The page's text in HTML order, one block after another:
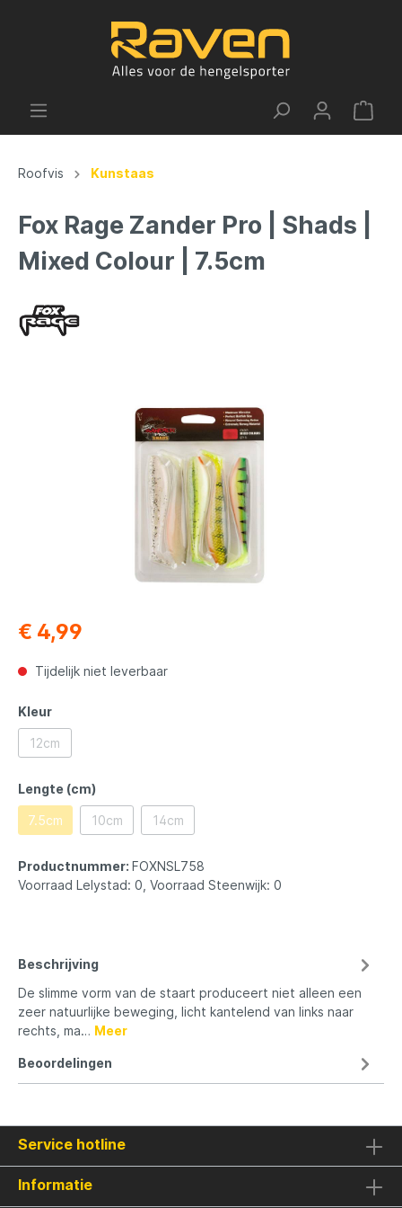
Roofvis Kunstaas
Fox Rage Zander Pro | Shads |
Mixed Colour | 7.5cm
€ 4,99
Tijdelijk niet leverbaar
Kleur
12cm
Lengte (cm)
7.5cm 10cm 14cm
Productnummer: FOXNSL758
Voorraad Lelystad: 0, Voorraad Steenwijk: 0
Beschrijving
De slimme vorm van de staart produceert niet alleen een
zeer natuurlijke beweging, licht kantelend van links naar
rechts, ma… Meer
Beoordelingen
Service hotline
Informatie